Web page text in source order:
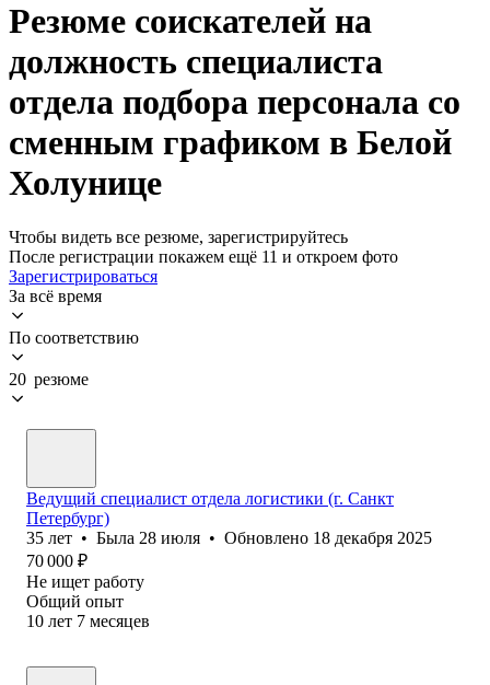
Резюме соискателей на
должность специалиста
отдела подбора персонала со
сменным графиком в Белой
Холунице
Чтобы видеть все резюме, зарегистрируйтесь
После регистрации покажем ещё 11 и откроем фото
Зарегистрироваться
За всё время
По соответствию
20 резюме
Ведущий специалист отдела логистики (г. Санкт
Петербург)
35 лет • Была 28 июля • Обновлено 18 декабря 2025
70 000 ₽
Не ищет работу
Общий опыт
10 лет 7 месяцев